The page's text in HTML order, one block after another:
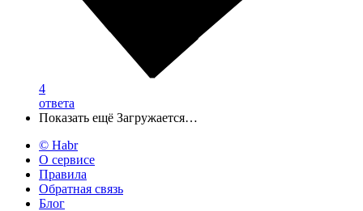
4
ответа
Показать ещё Загружается…
© Habr
О сервисе
Правила
Обратная связь
Блог